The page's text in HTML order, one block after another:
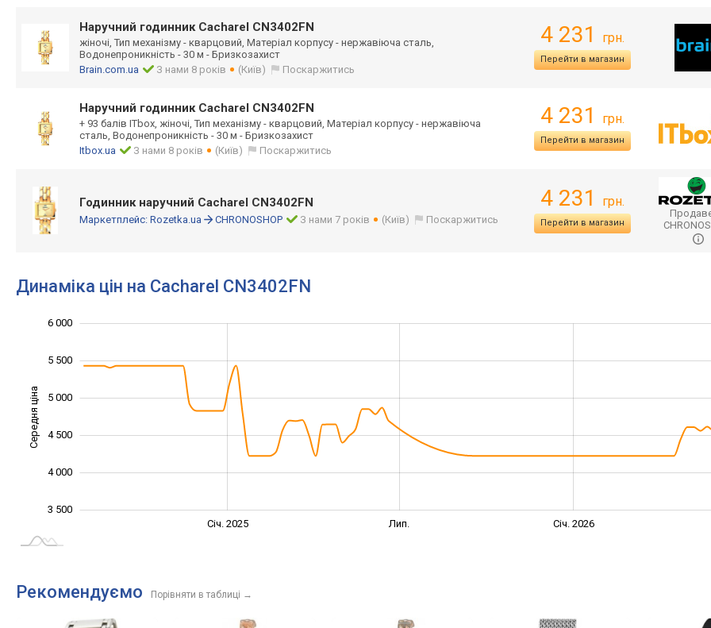
Наручний годинник Cacharel CN3402FN
жіночі, Тип механізму - кварцовий, Матеріал корпусу - нержавіюча сталь,
Водонепроникність - 30 м - Бризкозахист
Brain.com.ua
З нами 8 років (Київ) Поскаржитись
4 231 грн.
Перейти в магазин
Наручний годинник Cacharel CN3402FN
+ 93 балів ITbox, жіночі, Тип механізму - кварцовий, Матеріал корпусу - нержавіюча
сталь, Водонепроникність - 30 м - Бризкозахист
Itbox.ua
З нами 8 років (Київ) Поскаржитись
4 231 грн.
Перейти в магазин
Годинник наручний Cacharel CN3402FN
Маркетплейс: Rozetka.ua CHRONOSHOP З нами 7 років (Київ) Поскаржитись
4 231 грн.
Перейти в магазин
Динаміка цін на Cacharel CN3402FN
Середня ціна
3 500
4 000
4 500
5 000
5 500
6 000
Січ. 2025 Лип. Січ. 2026
Рекомендуємо Порівняти в таблиці →